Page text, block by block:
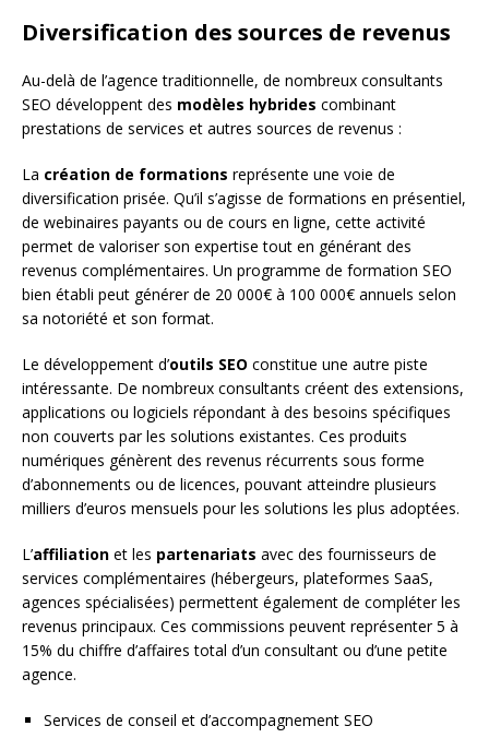
Diversification des sources de revenus
Au-delà de l’agence traditionnelle, de nombreux consultants
SEO développent des modèles hybrides combinant
prestations de services et autres sources de revenus :
La création de formations représente une voie de
diversification prisée. Qu’il s’agisse de formations en présentiel,
de webinaires payants ou de cours en ligne, cette activité
permet de valoriser son expertise tout en générant des
revenus complémentaires. Un programme de formation SEO
bien établi peut générer de 20 000€ à 100 000€ annuels selon
sa notoriété et son format.
Le développement d’outils SEO constitue une autre piste
intéressante. De nombreux consultants créent des extensions,
applications ou logiciels répondant à des besoins spécifiques
non couverts par les solutions existantes. Ces produits
numériques génèrent des revenus récurrents sous forme
d’abonnements ou de licences, pouvant atteindre plusieurs
milliers d’euros mensuels pour les solutions les plus adoptées.
L’affiliation et les partenariats avec des fournisseurs de
services complémentaires (hébergeurs, plateformes SaaS,
agences spécialisées) permettent également de compléter les
revenus principaux. Ces commissions peuvent représenter 5 à
15% du chiffre d’affaires total d’un consultant ou d’une petite
agence.
Services de conseil et d’accompagnement SEO